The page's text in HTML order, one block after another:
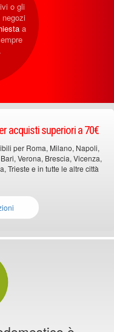
o gli
a
acquisti superiori a 70€
per Roma, Milano, Napoli,
Verona, Brescia, Vicenza,
Trieste e in tutte le altre città